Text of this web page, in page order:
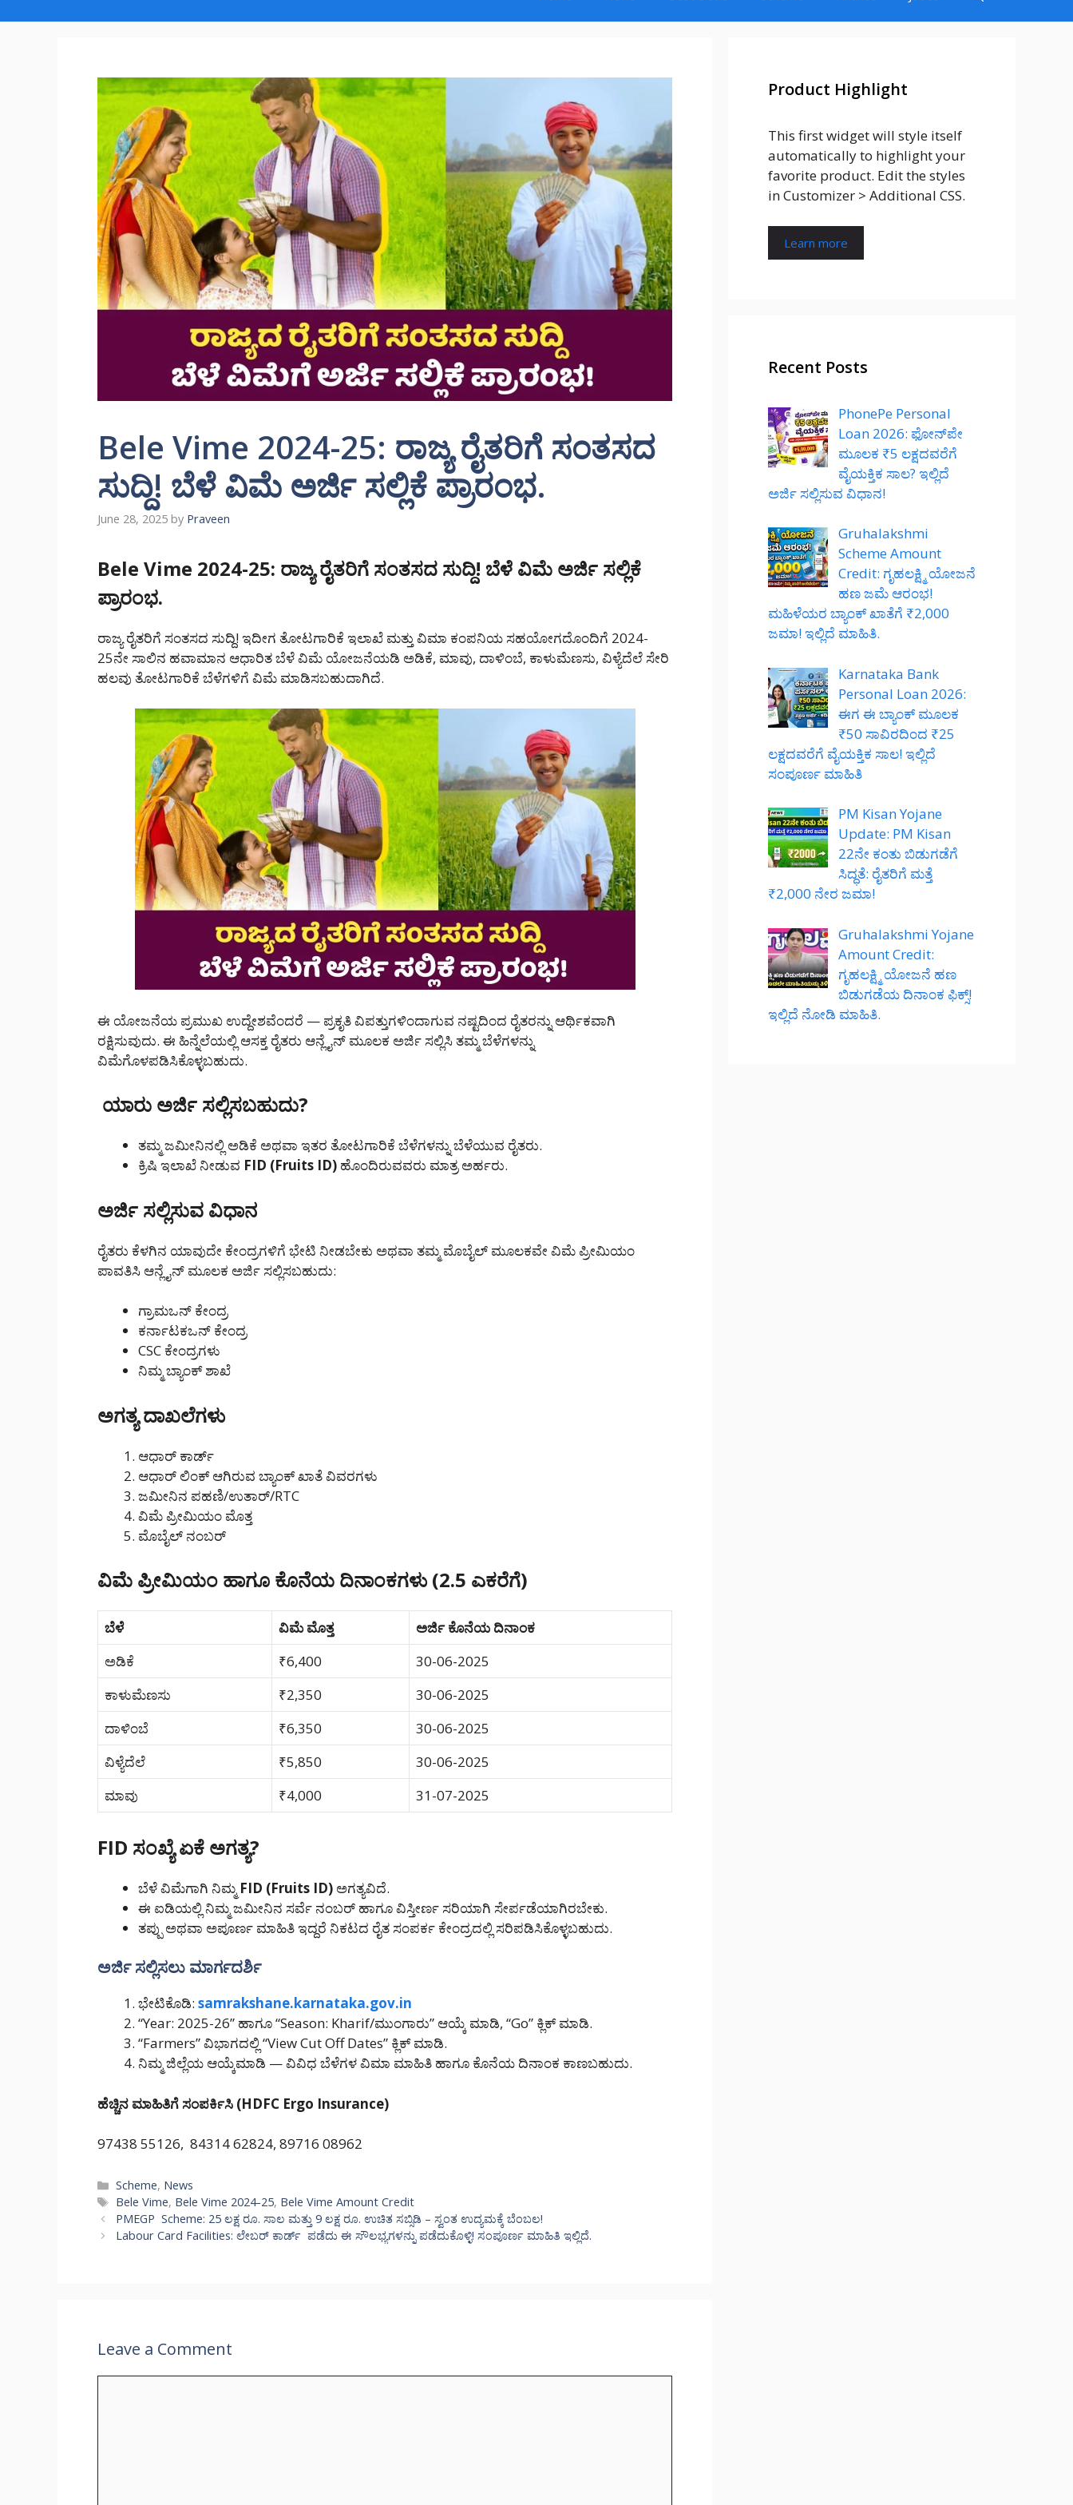
Bele Vime 2024-25: ರಾಜ್ಯ ರೈತರಿಗೆ ಸಂತಸದ
ಸುದ್ದಿ! ಬೆಳೆ ವಿಮೆ ಅರ್ಜಿ ಸಲ್ಲಿಕೆ ಪ್ರಾರಂಭ.
June 28, 2025 by Praveen
Bele Vime 2024-25: ರಾಜ್ಯ ರೈತರಿಗೆ ಸಂತಸದ ಸುದ್ದಿ! ಬೆಳೆ ವಿಮೆ ಅರ್ಜಿ ಸಲ್ಲಿಕೆ
ಪ್ರಾರಂಭ.
ರಾಜ್ಯ ರೈತರಿಗೆ ಸಂತಸದ ಸುದ್ದಿ! ಇದೀಗ ತೋಟಗಾರಿಕೆ ಇಲಾಖೆ ಮತ್ತು ವಿಮಾ ಕಂಪನಿಯ ಸಹಯೋಗದೊಂದಿಗೆ 2024-
25ನೇ ಸಾಲಿನ ಹವಾಮಾನ ಆಧಾರಿತ ಬೆಳೆ ವಿಮೆ ಯೋಜನೆಯಡಿ ಅಡಿಕೆ, ಮಾವು, ದಾಳಿಂಬೆ, ಕಾಳುಮೆಣಸು, ವಿಳ್ಯೆದೆಲೆ ಸೇರಿ
ಹಲವು ತೋಟಗಾರಿಕೆ ಬೆಳೆಗಳಿಗೆ ವಿಮೆ ಮಾಡಿಸಬಹುದಾಗಿದೆ.
ಈ ಯೋಜನೆಯ ಪ್ರಮುಖ ಉದ್ದೇಶವೆಂದರೆ — ಪ್ರಕೃತಿ ವಿಪತ್ತುಗಳಿಂದಾಗುವ ನಷ್ಟದಿಂದ ರೈತರನ್ನು ಆರ್ಥಿಕವಾಗಿ
ರಕ್ಷಿಸುವುದು. ಈ ಹಿನ್ನೆಲೆಯಲ್ಲಿ ಆಸಕ್ತ ರೈತರು ಆನ್ಲೈನ್ ಮೂಲಕ ಅರ್ಜಿ ಸಲ್ಲಿಸಿ ತಮ್ಮ ಬೆಳೆಗಳನ್ನು
ವಿಮೆಗೊಳಪಡಿಸಿಕೊಳ್ಳಬಹುದು.
ಯಾರು ಅರ್ಜಿ ಸಲ್ಲಿಸಬಹುದು?
ತಮ್ಮ ಜಮೀನಿನಲ್ಲಿ ಅಡಿಕೆ ಅಥವಾ ಇತರ ತೋಟಗಾರಿಕೆ ಬೆಳೆಗಳನ್ನು ಬೆಳೆಯುವ ರೈತರು.
ಕ್ರಿಷಿ ಇಲಾಖೆ ನೀಡುವ FID (Fruits ID) ಹೊಂದಿರುವವರು ಮಾತ್ರ ಅರ್ಹರು.
ಅರ್ಜಿ ಸಲ್ಲಿಸುವ ವಿಧಾನ
ರೈತರು ಕೆಳಗಿನ ಯಾವುದೇ ಕೇಂದ್ರಗಳಿಗೆ ಭೇಟಿ ನೀಡಬೇಕು ಅಥವಾ ತಮ್ಮ ಮೊಬೈಲ್ ಮೂಲಕವೇ ವಿಮೆ ಪ್ರೀಮಿಯಂ
ಪಾವತಿಸಿ ಆನ್ಲೈನ್ ಮೂಲಕ ಅರ್ಜಿ ಸಲ್ಲಿಸಬಹುದು:
ಗ್ರಾಮಒನ್ ಕೇಂದ್ರ
ಕರ್ನಾಟಕಒನ್ ಕೇಂದ್ರ
CSC ಕೇಂದ್ರಗಳು
ನಿಮ್ಮ ಬ್ಯಾಂಕ್ ಶಾಖೆ
ಅಗತ್ಯ ದಾಖಲೆಗಳು
ಆಧಾರ್ ಕಾರ್ಡ್
ಆಧಾರ್ ಲಿಂಕ್ ಆಗಿರುವ ಬ್ಯಾಂಕ್ ಖಾತೆ ವಿವರಗಳು
ಜಮೀನಿನ ಪಹಣಿ/ಉತಾರ್/RTC
ವಿಮೆ ಪ್ರೀಮಿಯಂ ಮೊತ್ತ
ಮೊಬೈಲ್ ನಂಬರ್
ವಿಮೆ ಪ್ರೀಮಿಯಂ ಹಾಗೂ ಕೊನೆಯ ದಿನಾಂಕಗಳು (2.5 ಎಕರೆಗೆ)
ಬೆಳೆ ವಿಮೆ ಮೊತ್ತ
ಅರ್ಜಿ ಕೊನೆಯ ದಿನಾಂಕ
ಅಡಿಕೆ
₹6,400
30-06-2025
ಕಾಳುಮೆಣಸು
₹2,350
30-06-2025
ದಾಳಿಂಬೆ
₹6,350
30-06-2025
ವಿಳ್ಯೆದೆಲೆ
₹5,850
30-06-2025
ಮಾವು
₹4,000 31-07-2025
FID ಸಂಖ್ಯೆ ಏಕೆ ಅಗತ್ಯ?
ಬೆಳೆ ವಿಮೆಗಾಗಿ ನಿಮ್ಮ FID (Fruits ID) ಅಗತ್ಯವಿದೆ.
ಈ ಐಡಿಯಲ್ಲಿ ನಿಮ್ಮ ಜಮೀನಿನ ಸರ್ವೆ ನಂಬರ್ ಹಾಗೂ ವಿಸ್ತೀರ್ಣ ಸರಿಯಾಗಿ ಸೇರ್ಪಡೆಯಾಗಿರಬೇಕು.
ತಪ್ಪು ಅಥವಾ ಅಪೂರ್ಣ ಮಾಹಿತಿ ಇದ್ದರೆ ನಿಕಟದ ರೈತ ಸಂಪರ್ಕ ಕೇಂದ್ರದಲ್ಲಿ ಸರಿಪಡಿಸಿಕೊಳ್ಳಬಹುದು.
ಅರ್ಜಿ ಸಲ್ಲಿಸಲು ಮಾರ್ಗದರ್ಶಿ
ಭೇಟಿಕೊಡಿ: samrakshane.karnataka.gov.in
“Year: 2025-26” ಹಾಗೂ “Season: Kharif/ಮುಂಗಾರು” ಆಯ್ಕೆ ಮಾಡಿ, “Go” ಕ್ಲಿಕ್ ಮಾಡಿ.
“Farmers” ವಿಭಾಗದಲ್ಲಿ “View Cut Off Dates” ಕ್ಲಿಕ್ ಮಾಡಿ.
ನಿಮ್ಮ ಜಿಲ್ಲೆಯ ಆಯ್ಕೆಮಾಡಿ — ವಿವಿಧ ಬೆಳೆಗಳ ವಿಮಾ ಮಾಹಿತಿ ಹಾಗೂ ಕೊನೆಯ ದಿನಾಂಕ ಕಾಣಬಹುದು.
ಹೆಚ್ಚಿನ ಮಾಹಿತಿಗೆ ಸಂಪರ್ಕಿಸಿ (HDFC Ergo Insurance)
97438 55126, 84314 62824, 89716 08962
Categories
Scheme, News
Tags
Bele Vime, Bele Vime 2024-25, Bele Vime Amount Credit
PMEGP Scheme: 25 ಲಕ್ಷ ರೂ. ಸಾಲ ಮತ್ತು 9 ಲಕ್ಷ ರೂ. ಉಚಿತ ಸಬ್ಸಿಡಿ – ಸ್ವಂತ ಉದ್ಯಮಕ್ಕೆ ಬೆಂಬಲ!
Labour Card Facilities: ಲೇಬರ್ ಕಾರ್ಡ್ ಪಡೆದು ಈ ಸೌಲಭ್ಯಗಳನ್ನು ಪಡೆದುಕೊಳ್ಳಿ! ಸಂಪೂರ್ಣ ಮಾಹಿತಿ ಇಲ್ಲಿದೆ.
Leave a Comment
Product Highlight
This first widget will style itself
automatically to highlight your
favorite product. Edit the styles
in Customizer > Additional CSS.
Learn more
Recent Posts
PhonePe Personal
Loan 2026: ಫೋನ್‌ಪೇ
ಮೂಲಕ ₹5 ಲಕ್ಷದವರೆಗೆ
ವೈಯಕ್ತಿಕ ಸಾಲ? ಇಲ್ಲಿದೆ
ಅರ್ಜಿ ಸಲ್ಲಿಸುವ ವಿಧಾನ!
Gruhalakshmi
Scheme Amount
Credit: ಗೃಹಲಕ್ಷ್ಮಿ ಯೋಜನೆ
ಹಣ ಜಮೆ ಆರಂಭ!
ಮಹಿಳೆಯರ ಬ್ಯಾಂಕ್ ಖಾತೆಗೆ ₹2,000
ಜಮಾ! ಇಲ್ಲಿದೆ ಮಾಹಿತಿ.
Karnataka Bank
Personal Loan 2026:
ಈಗ ಈ ಬ್ಯಾಂಕ್ ಮೂಲಕ
₹50 ಸಾವಿರದಿಂದ ₹25
ಲಕ್ಷದವರೆಗೆ ವೈಯಕ್ತಿಕ ಸಾಲ! ಇಲ್ಲಿದೆ
ಸಂಪೂರ್ಣ ಮಾಹಿತಿ
PM Kisan Yojane
Update: PM Kisan
22ನೇ ಕಂತು ಬಿಡುಗಡೆಗೆ
ಸಿದ್ಧತೆ: ರೈತರಿಗೆ ಮತ್ತೆ
₹2,000 ನೇರ ಜಮಾ!
Gruhalakshmi Yojane
Amount Credit:
ಗೃಹಲಕ್ಷ್ಮಿ ಯೋಜನೆ ಹಣ
ಬಿಡುಗಡೆಯ ದಿನಾಂಕ ಫಿಕ್ಸ್!
ಇಲ್ಲಿದೆ ನೋಡಿ ಮಾಹಿತಿ.